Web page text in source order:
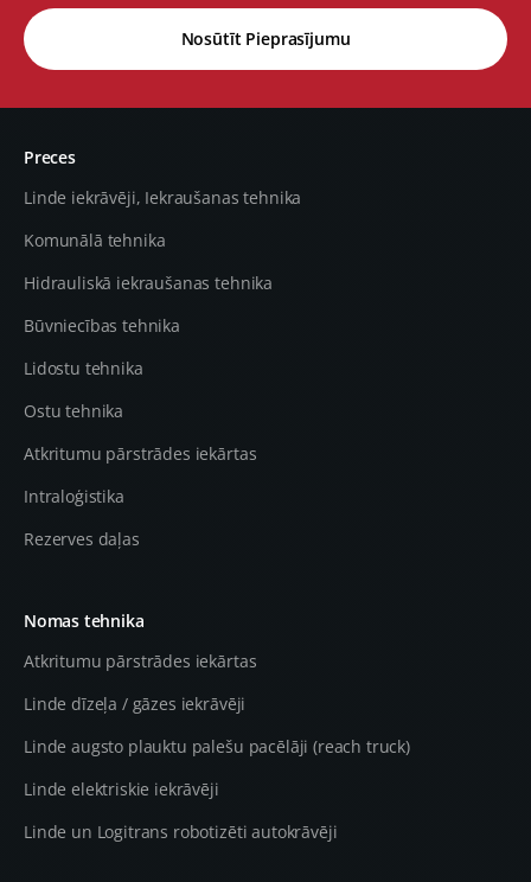
Nosūtīt Pieprasījumu
Preces
Linde iekrāvēji, Iekraušanas tehnika
Komunālā tehnika
Hidrauliskā iekraušanas tehnika
Būvniecības tehnika
Lidostu tehnika
Ostu tehnika
Atkritumu pārstrādes iekārtas
Intraloģistika
Rezerves daļas
Nomas tehnika
Atkritumu pārstrādes iekārtas
Linde dīzeļa / gāzes iekrāvēji
Linde augsto plauktu palešu pacēlāji (reach truck)
Linde elektriskie iekrāvēji
Linde un Logitrans robotizēti autokrāvēji